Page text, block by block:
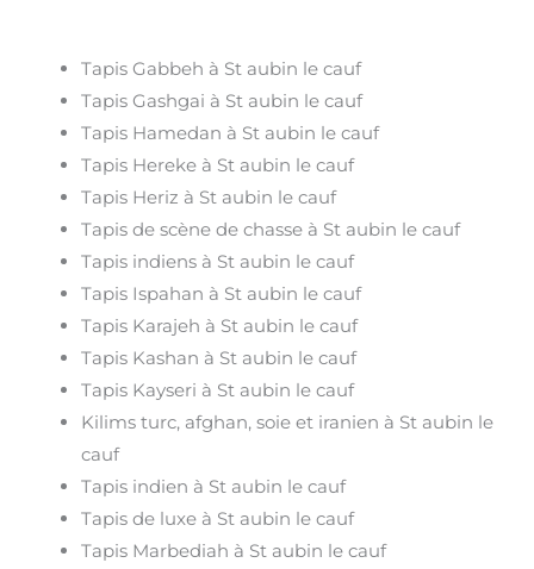
Tapis Gabbeh à St aubin le cauf
Tapis Gashgai à St aubin le cauf
Tapis Hamedan à St aubin le cauf
Tapis Hereke à St aubin le cauf
Tapis Heriz à St aubin le cauf
Tapis de scène de chasse à St aubin le cauf
Tapis indiens à St aubin le cauf
Tapis Ispahan à St aubin le cauf
Tapis Karajeh à St aubin le cauf
Tapis Kashan à St aubin le cauf
Tapis Kayseri à St aubin le cauf
Kilims turc, afghan, soie et iranien à St aubin le
cauf
Tapis indien à St aubin le cauf
Tapis de luxe à St aubin le cauf
Tapis Marbediah à St aubin le cauf